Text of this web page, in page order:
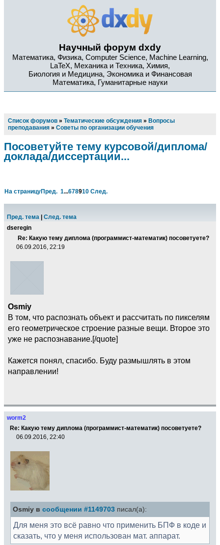
Научный форум dxdy
Математика, Физика, Computer Science, Machine Learning,
LaTeX, Механика и Техника, Химия,
Биология и Медицина, Экономика и Финансовая
Математика, Гуманитарные науки
Список форумов » Тематические обсуждения » Вопросы
преподавания » Советы по организации обучения
Посоветуйте тему курсовой/диплома/
доклада/диссертации...
На страницуПред. 1...678910 След.
Пред. тема
След. тема
dseregin
Re: Какую тему диплома (программист-математик) посоветуете?
06.09.2016, 22:19
Osmiy
В том, что распознать объект и рассчитать по пикселям
его геометрическое строение разные вещи. Второе это
уже не распознавание.[/quote]
Кажется понял, спасибо. Буду размышлять в этом
направлении!
worm2
Re: Какую тему диплома (программист-математик) посоветуете?
06.09.2016, 22:40
Osmiy в сообщении #1149703 писал(а):
Для меня это всё равно что применить БПФ в коде и
сказать, что у меня использован мат. аппарат.